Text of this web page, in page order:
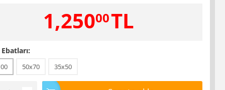
1,25000TL
50x70 35x50